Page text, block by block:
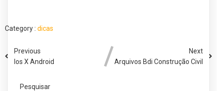
Category : dicas
Previous
Ios X Android
Next
Arquivos Bdi Construção Civil
Pesquisar